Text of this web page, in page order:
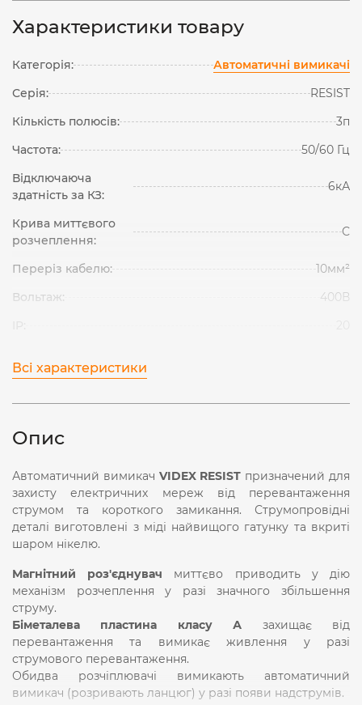
Характеристики товару
Категорія:
Автоматичні вимикачі
Серія:
RESIST
Кількість полюсів:
3п
Частота:
50/60 Гц
Відключаюча
здатність за КЗ:
6кА
Крива миттєвого
розчеплення:
С
Переріз кабелю:
10мм²
Вольтаж:
400В
Всі характеристики
Опис
Автоматичний вимикач VIDEX RESIST призначений для
захисту електричних мереж від перевантаження
струмом та короткого замикання. Струмопровідні
деталі виготовлені з міді найвищого гатунку та вкриті
шаром нікелю.
Магнітний роз'єднувач миттєво приводить у дію
механізм розчеплення у разі значного збільшення
струму.
Біметалева пластина класу А захищає від
перевантаження та вимикає живлення у разі
струмового перевантаження.
Обидва розчіплювачі вимикають автоматичний
вимикач (розривають ланцюг) у разі появи надструмів.